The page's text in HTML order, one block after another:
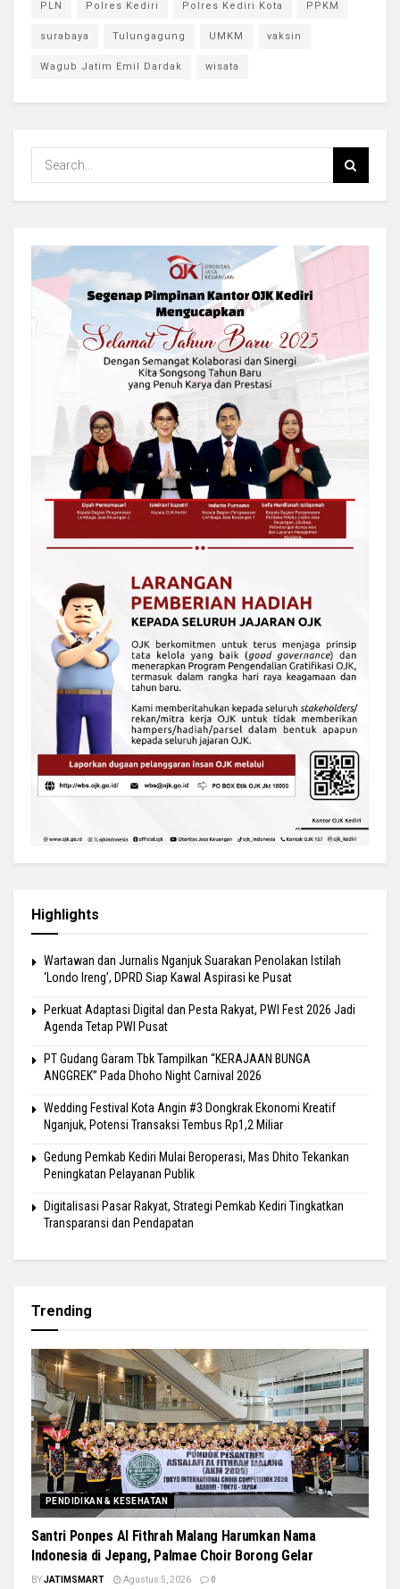
PLN Polres Kediri Polres Kediri Kota PPKM
surabaya Tulungagung UMKM vaksin
Wagub Jatim Emil Dardak wisata
Highlights
Wartawan dan Jurnalis Nganjuk Suarakan Penolakan Istilah
‘Londo Ireng’, DPRD Siap Kawal Aspirasi ke Pusat
Perkuat Adaptasi Digital dan Pesta Rakyat, PWI Fest 2026 Jadi
Agenda Tetap PWI Pusat
PT Gudang Garam Tbk Tampilkan “KERAJAAN BUNGA
ANGGREK” Pada Dhoho Night Carnival 2026
Wedding Festival Kota Angin #3 Dongkrak Ekonomi Kreatif
Nganjuk, Potensi Transaksi Tembus Rp1,2 Miliar
Gedung Pemkab Kediri Mulai Beroperasi, Mas Dhito Tekankan
Peningkatan Pelayanan Publik
Digitalisasi Pasar Rakyat, Strategi Pemkab Kediri Tingkatkan
Transparansi dan Pendapatan
Trending
PENDIDIKAN & KESEHATAN
Santri Ponpes Al Fithrah Malang Harumkan Nama
Indonesia di Jepang, Palmae Choir Borong Gelar
BYJATIMSMART Agustus 5, 2026 0